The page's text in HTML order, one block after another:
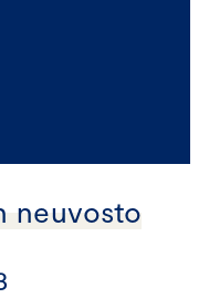
neuvosto